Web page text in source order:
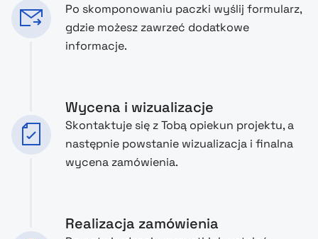
Po skomponowaniu paczki wyślij formularz,
gdzie możesz zawrzeć dodatkowe
informacje.
Wycena i wizualizacje
Skontaktuje się z Tobą opiekun projektu, a
następnie powstanie wizualizacja i finalna
wycena zamówienia.
Realizacja zamówienia